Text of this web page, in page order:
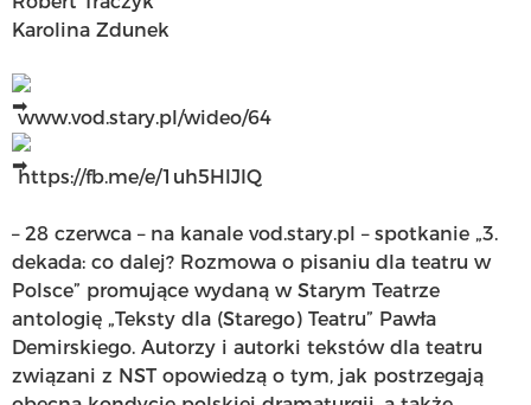
Karolina Zdunek
www.vod.stary.pl/wideo/64
https://fb.me/e/1uh5HlJIQ
– 28 czerwca – na kanale vod.stary.pl – spotkanie „3.
dekada: co dalej? Rozmowa o pisaniu dla teatru w
Polsce” promujące wydaną w Starym Teatrze
antologię „Teksty dla (Starego) Teatru” Pawła
Demirskiego. Autorzy i autorki tekstów dla teatru
związani z NST opowiedzą o tym, jak postrzegają